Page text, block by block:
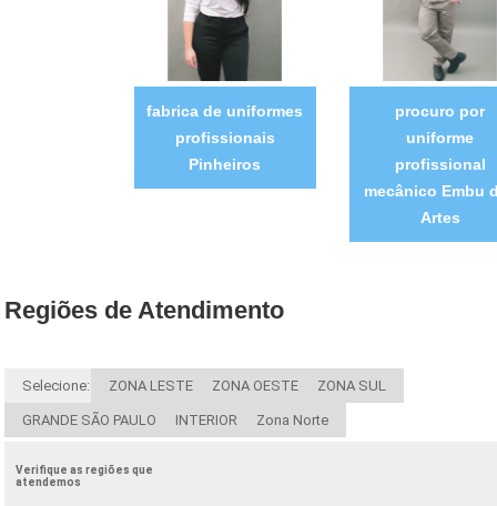
fabrica de uniformes
profissionais
Pinheiros
procuro por
uniforme
profissional
mecânico Embu
Artes
Regiões de Atendimento
Selecione: ZONA LESTE ZONA OESTE ZONA SUL
GRANDE SÃO PAULO INTERIOR Zona Norte
Verifique as regiões que
atendemos